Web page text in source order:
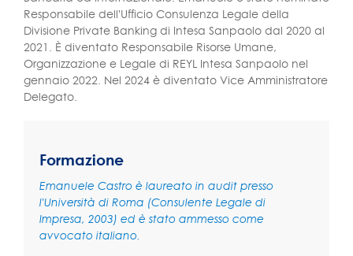
Responsabile dell'Ufficio Consulenza Legale della
Divisione Private Banking di Intesa Sanpaolo dal 2020 al
2021. È diventato Responsabile Risorse Umane,
Organizzazione e Legale di REYL Intesa Sanpaolo nel
gennaio 2022. Nel 2024 è diventato Vice Amministratore
Delegato.
Formazione
Emanuele Castro è laureato in audit presso
l'Università di Roma (Consulente Legale di
Impresa, 2003) ed è stato ammesso come
avvocato italiano.